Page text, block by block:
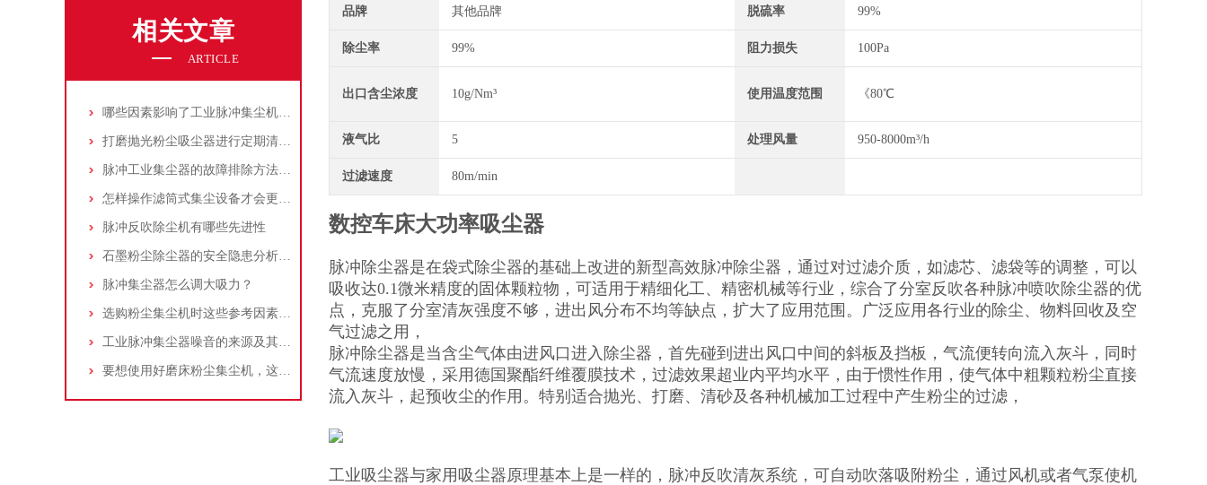
相关文章
ARTICLE
哪些因素影响了工业脉冲集尘机的使用寿命？
打磨抛光粉尘吸尘器进行定期清理的重要性
脉冲工业集尘器的故障排除方法和注意事项
怎样操作滤筒式集尘设备才会更安全
脉冲反吹除尘机有哪些先进性
石墨粉尘除尘器的安全隐患分析及应对措施
脉冲集尘器怎么调大吸力？
选购粉尘集尘机时这些参考因素很重要！
工业脉冲集尘器噪音的来源及其控制策略
要想使用好磨床粉尘集尘机，这些条件可不能少
品牌 其他品牌 脱硫率 99%
除尘率 99% 阻力损失 100Pa
出口含尘浓度 10g/Nm³ 使用温度范围 《80℃
液气比 5 处理风量 950-8000m³/h
过滤速度 80m/min
数控车床大功率吸尘器
脉冲除尘器是在袋式除尘器的基础上改进的新型高效脉冲除尘器，通过对过滤介质，如滤芯、滤袋等的调整，可以
吸收达0.1微米精度的固体颗粒物，可适用于精细化工、精密机械等行业，综合了分室反吹各种脉冲喷吹除尘器的优
点，克服了分室清灰强度不够，进出风分布不均等缺点，扩大了应用范围。广泛应用各行业的除尘、物料回收及空
气过滤之用，
脉冲除尘器是当含尘气体由进风口进入除尘器，首先碰到进出风口中间的斜板及挡板，气流便转向流入灰斗，同时
气流速度放慢，采用德国聚酯纤维覆膜技术，过滤效果超业内平均水平，由于惯性作用，使气体中粗颗粒粉尘直接
流入灰斗，起预收尘的作用。特别适合抛光、打磨、清砂及各种机械加工过程中产生粉尘的过滤，
工业吸尘器与家用吸尘器原理基本上是一样的，脉冲反吹清灰系统，可自动吹落吸附粉尘，通过风机或者气泵使机